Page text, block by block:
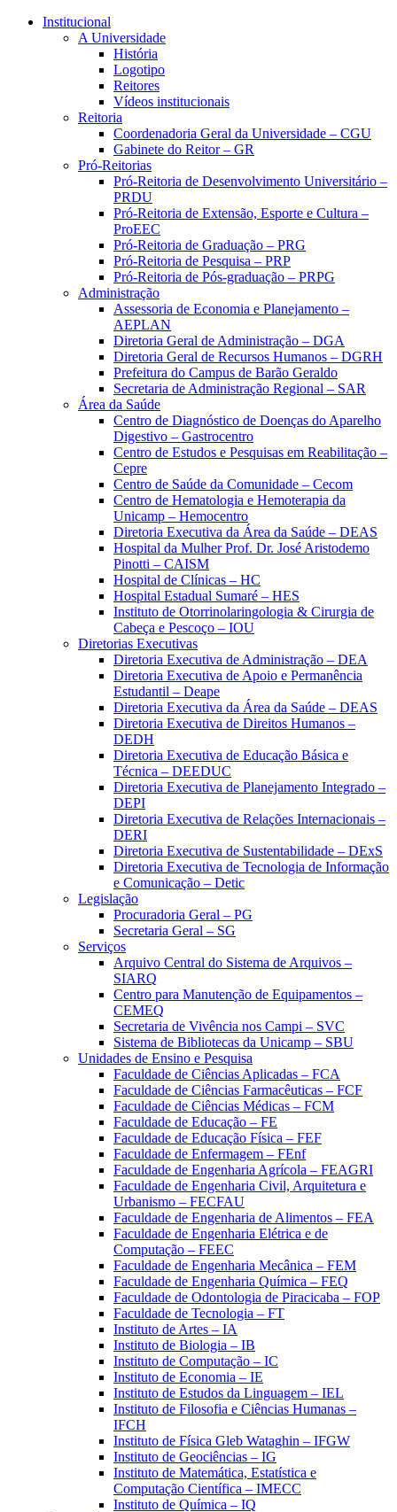
Conteúdo principal
Institucional
A Universidade
História
Logotipo
Reitores
Vídeos institucionais
Reitoria
Coordenadoria Geral da Universidade – CGU
Gabinete do Reitor – GR
Pró-Reitorias
Pró-Reitoria de Desenvolvimento Universitário –
PRDU
Pró-Reitoria de Extensão, Esporte e Cultura –
ProEEC
Pró-Reitoria de Graduação – PRG
Pró-Reitoria de Pesquisa – PRP
Pró-Reitoria de Pós-graduação – PRPG
Administração
Assessoria de Economia e Planejamento –
AEPLAN
Diretoria Geral de Administração – DGA
Diretoria Geral de Recursos Humanos – DGRH
Prefeitura do Campus de Barão Geraldo
Secretaria de Administração Regional – SAR
Área da Saúde
Centro de Diagnóstico de Doenças do Aparelho
Digestivo – Gastrocentro
Centro de Estudos e Pesquisas em Reabilitação –
Cepre
Centro de Saúde da Comunidade – Cecom
Centro de Hematologia e Hemoterapia da
Unicamp – Hemocentro
Diretoria Executiva da Área da Saúde – DEAS
Hospital da Mulher Prof. Dr. José Aristodemo
Pinotti – CAISM
Hospital de Clínicas – HC
Hospital Estadual Sumaré – HES
Instituto de Otorrinolaringologia & Cirurgia de
Cabeça e Pescoço – IOU
Diretorias Executivas
Diretoria Executiva de Administração – DEA
Diretoria Executiva de Apoio e Permanência
Estudantil – Deape
Diretoria Executiva da Área da Saúde – DEAS
Diretoria Executiva de Direitos Humanos –
DEDH
Diretoria Executiva de Educação Básica e
Técnica – DEEDUC
Diretoria Executiva de Planejamento Integrado –
DEPI
Diretoria Executiva de Relações Internacionais –
DERI
Diretoria Executiva de Sustentabilidade – DExS
Diretoria Executiva de Tecnologia de Informação
e Comunicação – Detic
Legislação
Procuradoria Geral – PG
Secretaria Geral – SG
Serviços
Arquivo Central do Sistema de Arquivos –
SIARQ
Centro para Manutenção de Equipamentos –
CEMEQ
Secretaria de Vivência nos Campi – SVC
Sistema de Bibliotecas da Unicamp – SBU
Unidades de Ensino e Pesquisa
Faculdade de Ciências Aplicadas – FCA
Faculdade de Ciências Farmacêuticas – FCF
Faculdade de Ciências Médicas – FCM
Faculdade de Educação – FE
Faculdade de Educação Física – FEF
Faculdade de Enfermagem – FEnf
Faculdade de Engenharia Agrícola – FEAGRI
Faculdade de Engenharia Civil, Arquitetura e
Urbanismo – FECFAU
Faculdade de Engenharia de Alimentos – FEA
Faculdade de Engenharia Elétrica e de
Computação – FEEC
Faculdade de Engenharia Mecânica – FEM
Faculdade de Engenharia Química – FEQ
Faculdade de Odontologia de Piracicaba – FOP
Faculdade de Tecnologia – FT
Instituto de Artes – IA
Instituto de Biologia – IB
Instituto de Computação – IC
Instituto de Economia – IE
Instituto de Estudos da Linguagem – IEL
Instituto de Filosofia e Ciências Humanas –
IFCH
Instituto de Física Gleb Wataghin – IFGW
Instituto de Geociências – IG
Instituto de Matemática, Estatística e
Computação Científica – IMECC
Instituto de Química – IQ